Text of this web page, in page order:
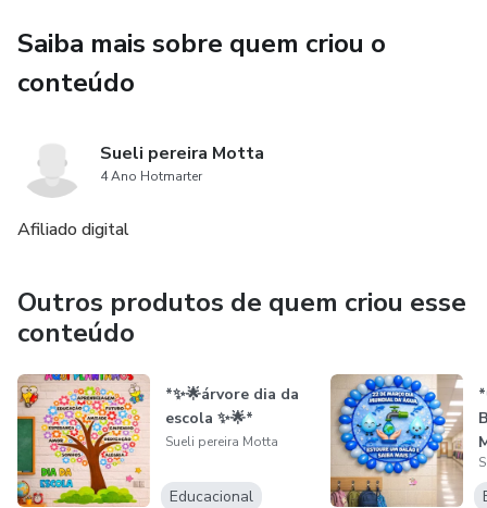
Saiba mais sobre quem criou o
conteúdo
Sueli pereira Motta
4 Ano Hotmarter
Afiliado digital
Outros produtos de quem criou esse
conteúdo
*✨️🌟árvore dia da
escola ✨️🌟*
Sueli pereira Motta
Educacional